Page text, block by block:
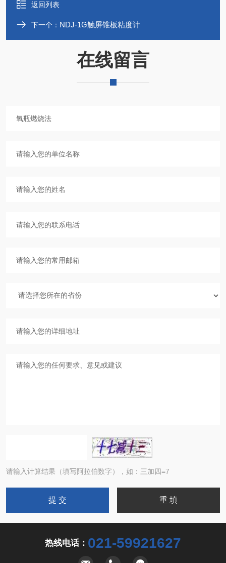
返回列表
下一个： NDJ-1G触屏锥板粘度计
在线留言
请输入计算结果（填写阿拉伯数字），如：三加四=7
热线电话： 021-59921627